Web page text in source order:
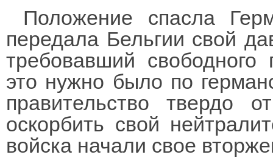
Положение спасла
передала Бельгии свой
требовавший свободного
это нужно было по
правительство твердо
оскорбить свой
войска начали свое